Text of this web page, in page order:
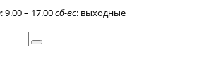
: 9.00 – 17.00сб-вс: выходные